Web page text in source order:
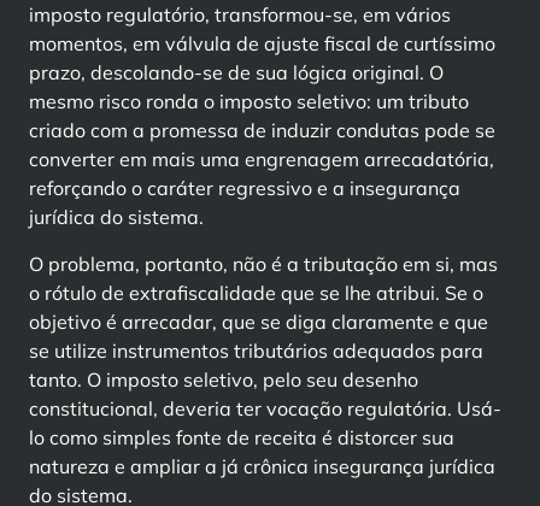
imposto regulatório, transformou-se, em vários
momentos, em válvula de ajuste fiscal de curtíssimo
prazo, descolando-se de sua lógica original. O
mesmo risco ronda o imposto seletivo: um tributo
criado com a promessa de induzir condutas pode se
converter em mais uma engrenagem arrecadatória,
reforçando o caráter regressivo e a insegurança
jurídica do sistema.
O problema, portanto, não é a tributação em si, mas
o rótulo de extrafiscalidade que se lhe atribui. Se o
objetivo é arrecadar, que se diga claramente e que
se utilize instrumentos tributários adequados para
tanto. O imposto seletivo, pelo seu desenho
constitucional, deveria ter vocação regulatória. Usá-
lo como simples fonte de receita é distorcer sua
natureza e ampliar a já crônica insegurança jurídica
do sistema.